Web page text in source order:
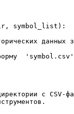
symbol_list):
данных
с CSV-